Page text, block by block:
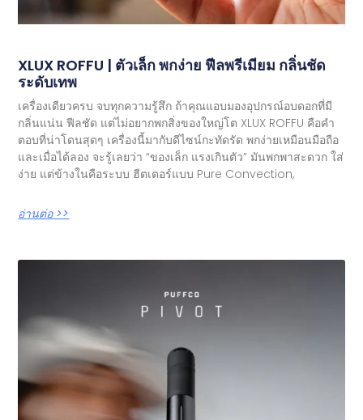
XLUX ROFFU | ตัวเล็ก พกง่าย ฟีลพรีเมียม กลิ่นชัด
ระดับเทพ
เครื่องเดียวครบ จบทุกความรู้สึก ถ้าคุณแอบมองอุปกรณ์อบดอกที่มี
กลิ่นแน่น ฟีลชัด แต่ไม่อยากพกสิ่งของใหญ่โต XLUX ROFFU คือคำ
ตอบที่น่าโดนสุดๆ เครื่องนี้มากับดีไซน์กะทัดรัด พกง่ายเหมือนมือถือ
และเมื่อได้ลอง จะรู้เลยว่า “ของเล็ก แรงเกินตัว” มันพกพาสะดวก ใส่
ง่าย แต่ข้างในคือระบบ ฮีตเตอร์แบบ Pure Convection,
อ่านต่อ >>